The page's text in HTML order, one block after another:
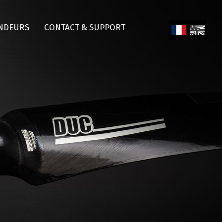
CONTACT & SUPPORT
Engl